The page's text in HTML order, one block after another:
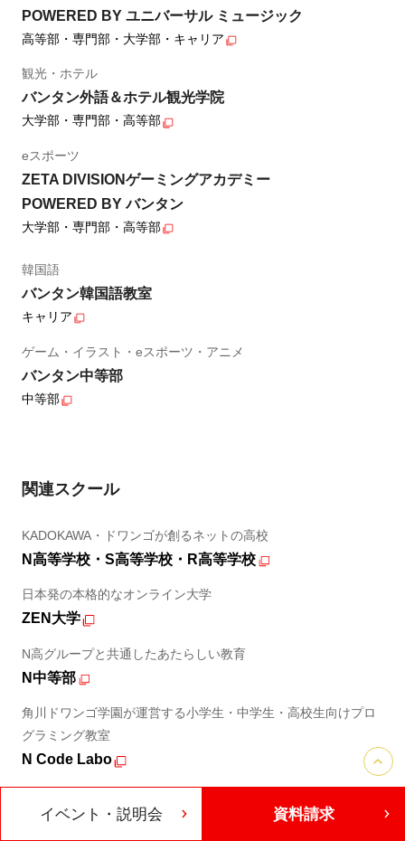
POWERED BY ユニバーサル ミュージック
高等部・専門部・大学部・キャリア
観光・ホテル
バンタン外語＆ホテル観光学院
大学部・専門部・高等部
eスポーツ
ZETA DIVISIONゲーミングアカデミー
POWERED BY バンタン
大学部・専門部・高等部
韓国語
バンタン韓国語教室
キャリア
ゲーム・イラスト・eスポーツ・アニメ
バンタン中等部
中等部
関連スクール
KADOKAWA・ドワンゴが創るネットの高校
N高等学校・S高等学校・R高等学校
日本発の本格的なオンライン大学
ZEN大学
N高グループと共通したあたらしい教育
N中等部
角川ドワンゴ学園が運営する小学生・中学生・高校生向けプロ
グラミング教室
N Code Labo
イベント・説明会 資料請求